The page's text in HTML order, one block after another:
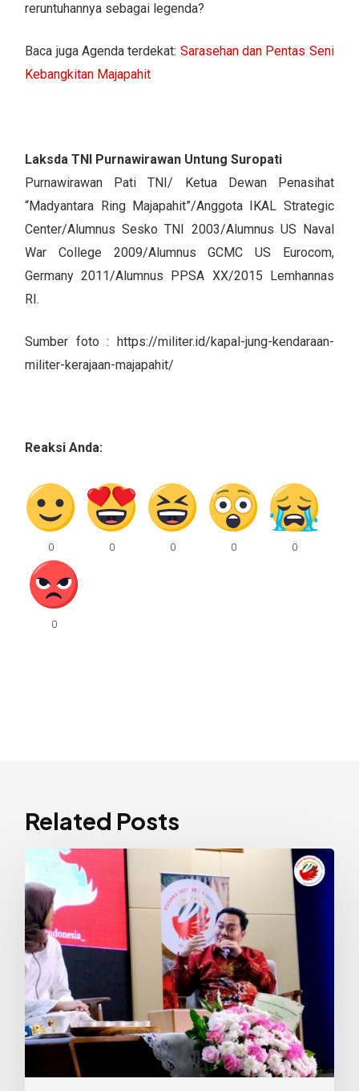
reruntuhannya sebagai legenda?
Baca jugaAgenda terdekat: Sarasehan dan Pentas Seni
Kebangkitan Majapahit
Laksda TNI Purnawirawan Untung Suropati
Purnawirawan Pati TNI/ Ketua Dewan Penasihat
“Madyantara Ring Majapahit”/Anggota IKAL Strategic
Center/Alumnus Sesko TNI 2003/Alumnus US Naval
War College 2009/Alumnus GCMC US Eurocom,
Germany 2011/Alumnus PPSA XX/2015 Lemhannas
RI.
Sumber foto : https://militer.id/kapal-jung-kendaraan-
militer-kerajaan-majapahit/
Reaksi Anda:
Related Posts
Implementasi
Sila
Ketuhanan
yang
Maha
Esa:
Menyikapi
Kemajemukan
dan
Perbedaan